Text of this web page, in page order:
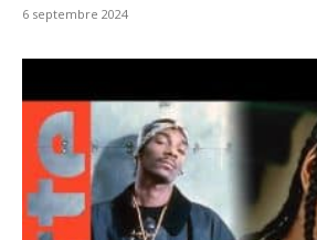
6 septembre 2024